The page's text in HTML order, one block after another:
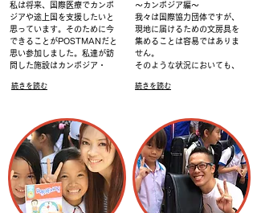
私は将来、国際医療でカンボ
ジアや途上国を支援したいと
思っています。そのために今
できることがPOSTMANだと
思い参加しました。私達が訪
問した施設はカンボジア・
～カンボジア編～
我々は国際協力団体ですが、
現地に届けるための文房具を
集めることは容易ではありま
せん。
そのような状況においても、
続きを読む 続きを読む